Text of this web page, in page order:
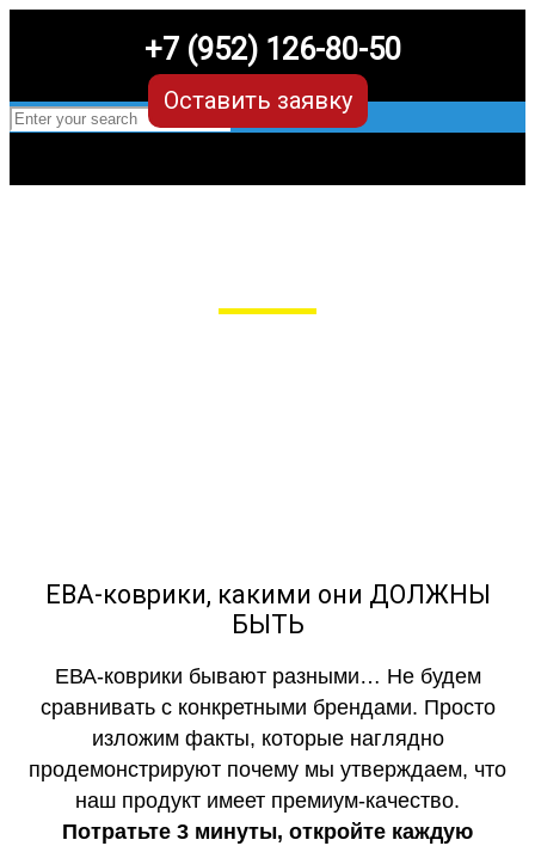
+7 (952) 126-80-50
Оставить заявку
ЕВА-коврики, какими они ДОЛЖНЫ
БЫТЬ
ЕВА-коврики бывают разными… Не будем
сравнивать с конкретными брендами. Просто
изложим факты, которые наглядно
продемонстрируют почему мы утверждаем, что
наш продукт имеет премиум-качество.
Потратьте 3 минуты, откройте каждую